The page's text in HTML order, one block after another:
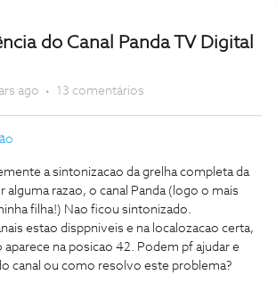
do Canal Panda TV Digital
ago 13 comentários
a sintonizacao da grelha completa da
alguma razao, o canal Panda (logo o mais
filha!) Nao ficou sintonizado.
estao disppniveis e na localozacao certa,
aparece na posicao 42. Podem pf ajudar e
canal ou como resolvo este problema?